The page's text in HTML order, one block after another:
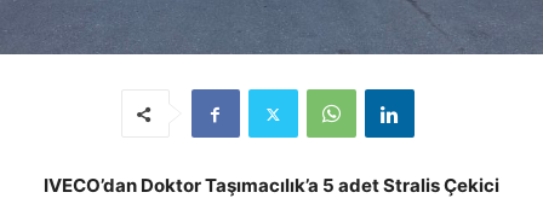
IVECO’dan Doktor Taşımacılık’a 5 adet Stralis Çekici